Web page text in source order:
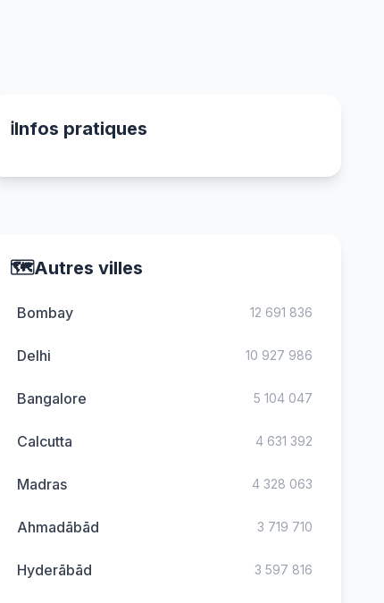
ℹ️Infos pratiques
🗺️Autres villes
Bombay 12 691 836
Delhi 10 927 986
Bangalore 5 104 047
Calcutta 4 631 392
Madras 4 328 063
Ahmadābād 3 719 710
Hyderābād 3 597 816